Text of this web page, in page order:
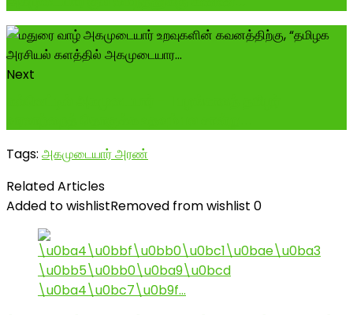
Next
Tags: அகமுடையார் அரண்
Related Articles
Added to wishlistRemoved from wishlist 0